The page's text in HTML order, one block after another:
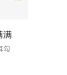
满
勾